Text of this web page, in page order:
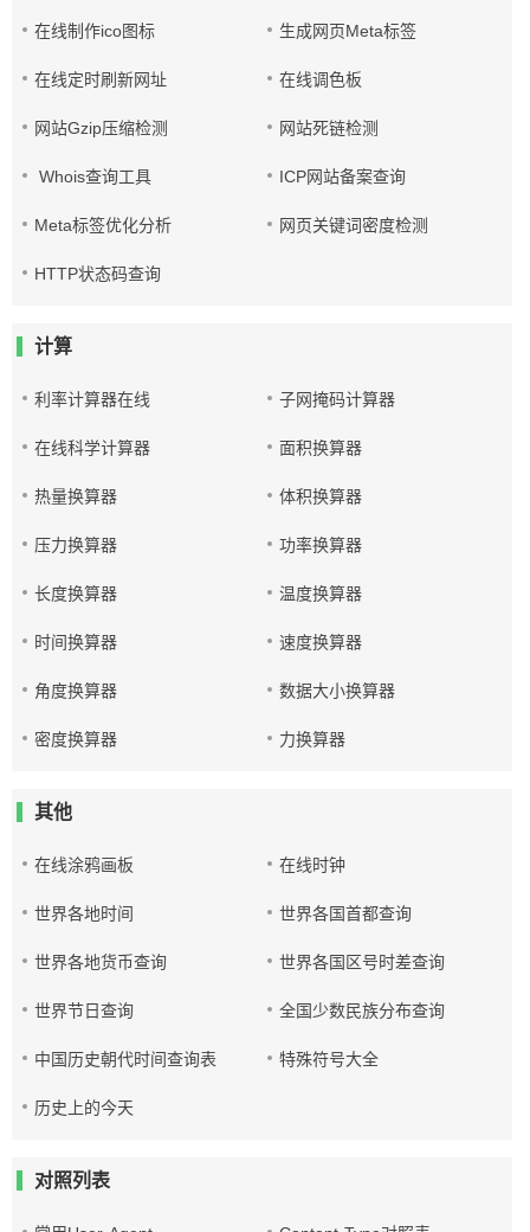
在线制作ico图标 生成网页Meta标签
在线定时刷新网址 在线调色板
网站Gzip压缩检测 网站死链检测
Whois查询工具 ICP网站备案查询
Meta标签优化分析 网页关键词密度检测
HTTP状态码查询
计算
利率计算器在线 子网掩码计算器
在线科学计算器 面积换算器
热量换算器 体积换算器
压力换算器 功率换算器
长度换算器 温度换算器
时间换算器 速度换算器
角度换算器 数据大小换算器
密度换算器 力换算器
其他
在线涂鸦画板 在线时钟
世界各地时间 世界各国首都查询
世界各地货币查询 世界各国区号时差查询
世界节日查询 全国少数民族分布查询
中国历史朝代时间查询表 特殊符号大全
历史上的今天
对照列表